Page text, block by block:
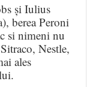
și Iulius
berea Peroni
si nimeni nu
Nestle,
ales